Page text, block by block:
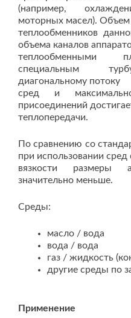
(например,
моторных масел). Объем
теплообменников
объема каналов
теплообменными
специальным
диагональному потоку
сред и
присоединений
теплопередачи.
По сравнению со
при использовании
вязкости размеры
значительно меньше.
Среды:
масло / вода
вода / вода
газ / жидкость
другие среды по
Применение